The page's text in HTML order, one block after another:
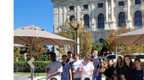
Previous